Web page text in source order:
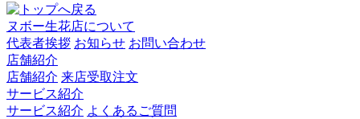
ヌボー生花店について
代表者挨拶 お知らせ お問い合わせ
店舗紹介
店舗紹介 来店受取注文
サービス紹介
サービス紹介 よくあるご質問